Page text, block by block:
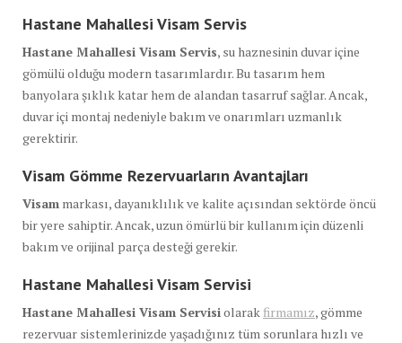
Hastane Mahallesi Visam Servis
Hastane Mahallesi Visam Servis, su haznesinin duvar içine
gömülü olduğu modern tasarımlardır. Bu tasarım hem
banyolara şıklık katar hem de alandan tasarruf sağlar. Ancak,
duvar içi montaj nedeniyle bakım ve onarımları uzmanlık
gerektirir.
Visam Gömme Rezervuarların Avantajları
Visam markası, dayanıklılık ve kalite açısından sektörde öncü
bir yere sahiptir. Ancak, uzun ömürlü bir kullanım için düzenli
bakım ve orijinal parça desteği gerekir.
Hastane Mahallesi Visam Servisi
Hastane Mahallesi Visam Servisiolarak firmamız, gömme
rezervuar sistemlerinizde yaşadığınız tüm sorunlara hızlı ve